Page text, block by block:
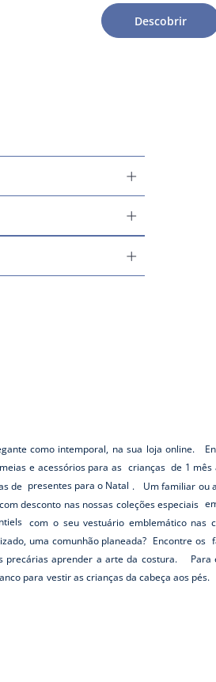
Descobrir
como intemporal, na sua loja online.
e acessórios para as crianças de 1 mês
de presentes para o Natal . Um familiar ou
desconto nas nossas coleções especiais
com o seu vestuário emblemático
uma comunhão planeada? Encontre os
precárias aprender a arte da costura. Para
para vestir as crianças da cabeça aos